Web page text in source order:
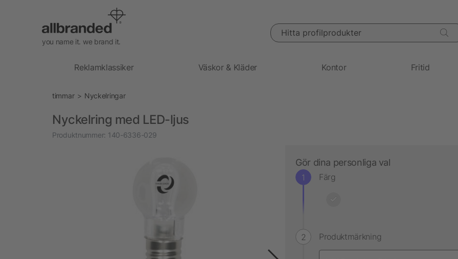
you name it. we brand it.
Hitta profilprodukter
Reklamklassiker Väskor & Kläder Kontor Fritid
timmar Nyckelringar
Nyckelring med LED-ljus
Produktnummer: 140-6336-029
Gör dina personliga val
Färg
Produktmärkning